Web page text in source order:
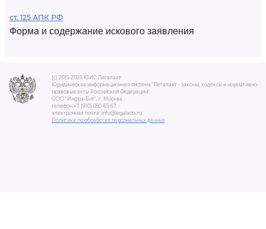
ст. 125 АПК РФ
Форма и содержание искового заявления
(c) 2015-2026 ЮИС Легалакт
Юридическая информационная система "Легалакт - законы, кодексы и нормативно-
правовые акты Российской Федерации"
ООО "Инфра-Бит", г. Москва.
телефон +7 (910) 050-65-67
электронная почта: info@legalacts.ru
Политика по обработке персональных данных